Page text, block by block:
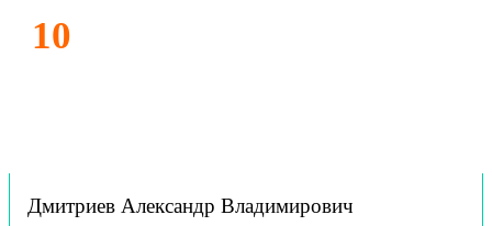
10
Дмитриев Александр Владимирович